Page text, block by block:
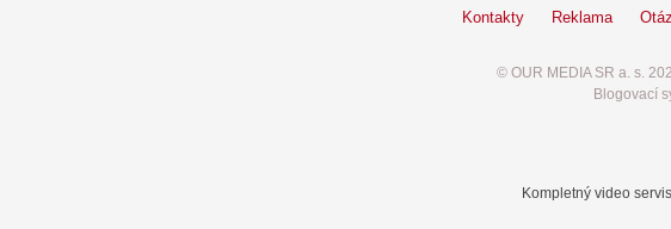
Kontakty Reklama
© OUR MEDIA SR a. s.
Blogovací
Kompletný video